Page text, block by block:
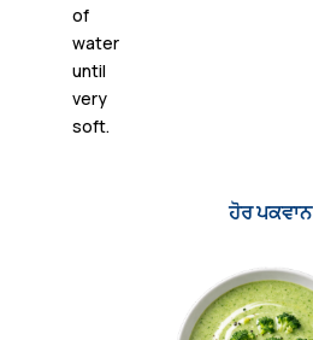
of
water
until
very
soft.
ਹੋਰ ਪਕਵਾਨ